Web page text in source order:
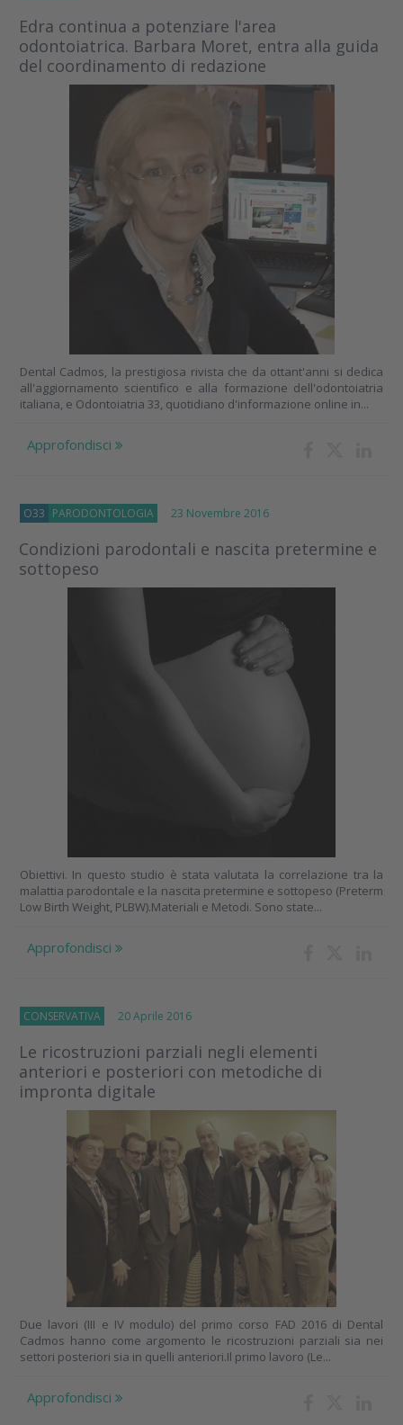
Edra continua a potenziare l'area
odontoiatrica. Barbara Moret, entra alla guida
del coordinamento di redazione
Dental Cadmos, la prestigiosa rivista che da ottant'anni si dedica
all'aggiornamento scientifico e alla formazione dell'odontoiatria
italiana, e Odontoiatria 33, quotidiano d'informazione online in...
Approfondisci
O33 PARODONTOLOGIA 23 Novembre 2016
Condizioni parodontali e nascita pretermine e
sottopeso
Obiettivi. In questo studio è stata valutata la correlazione tra la
malattia parodontale e la nascita pretermine e sottopeso (Preterm
Low Birth Weight, PLBW).Materiali e Metodi. Sono state...
Approfondisci
CONSERVATIVA 20 Aprile 2016
Le ricostruzioni parziali negli elementi
anteriori e posteriori con metodiche di
impronta digitale
Due lavori (III e IV modulo) del primo corso FAD 2016 di Dental
Cadmos hanno come argomento le ricostruzioni parziali sia nei
settori posteriori sia in quelli anteriori.Il primo lavoro (Le...
Approfondisci